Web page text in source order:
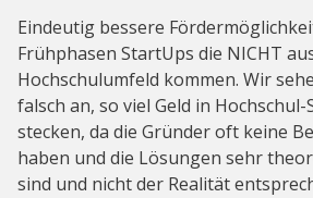
Eindeutig bessere
Frühphasen StartUps die NICHT
Hochschulumfeld kommen. Wir
falsch an, so viel Geld in
stecken, da die Gründer oft keine
haben und die Lösungen sehr
sind und nicht der Realität